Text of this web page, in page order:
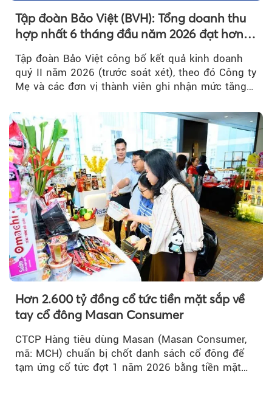
Tập đoàn Bảo Việt (BVH): Tổng doanh thu
hợp nhất 6 tháng đầu năm 2026 đạt hơn
Tập đoàn Bảo Việt công bố kết quả kinh doanh
quý II năm 2026 (trước soát xét), theo đó Công ty
Mẹ và các đơn vị thành viên ghi nhận mức tăng
Hơn 2.600 tỷ đồng cổ tức tiền mặt sắp về
tay cổ đông Masan Consumer
CTCP Hàng tiêu dùng Masan (Masan Consumer,
mã: MCH) chuẩn bị chốt danh sách cổ đông để
tạm ứng cổ tức đợt 1 năm 2026 bằng tiền mặt